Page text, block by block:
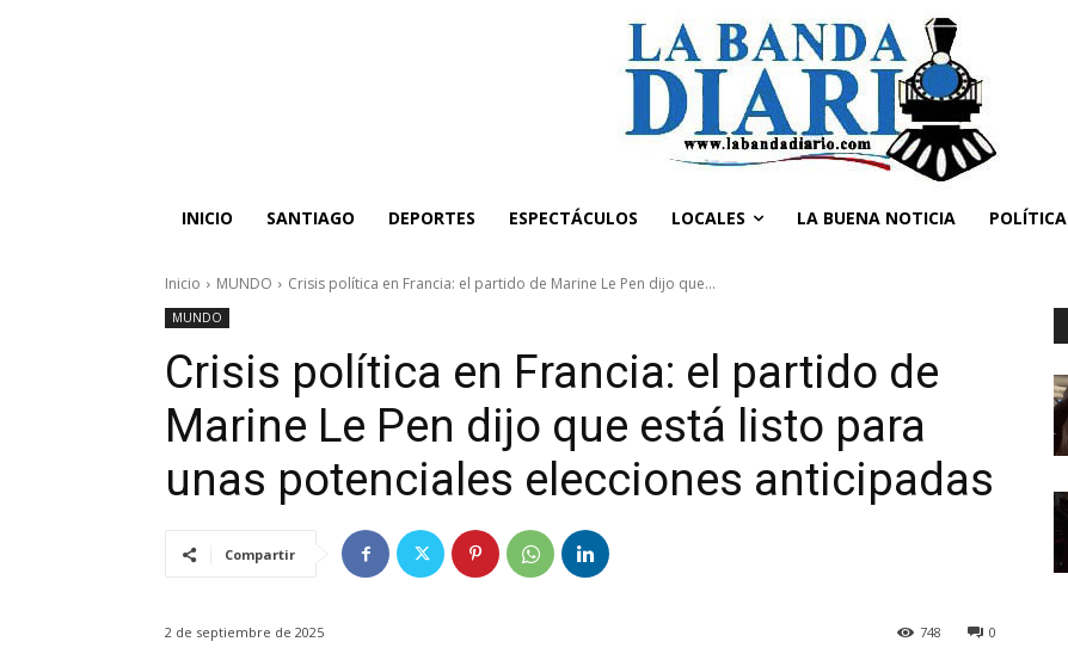
INICIO SANTIAGO DEPORTES ESPECTÁCULOS LOCALES LA BUENA NOTICIA POLÍTICA
Inicio MUNDO Crisis política en Francia: el partido de Marine Le Pen dijo que...
MUNDO
Crisis política en Francia: el partido de
Marine Le Pen dijo que está listo para
unas potenciales elecciones anticipadas
Compartir
2 de septiembre de 2025 0
748